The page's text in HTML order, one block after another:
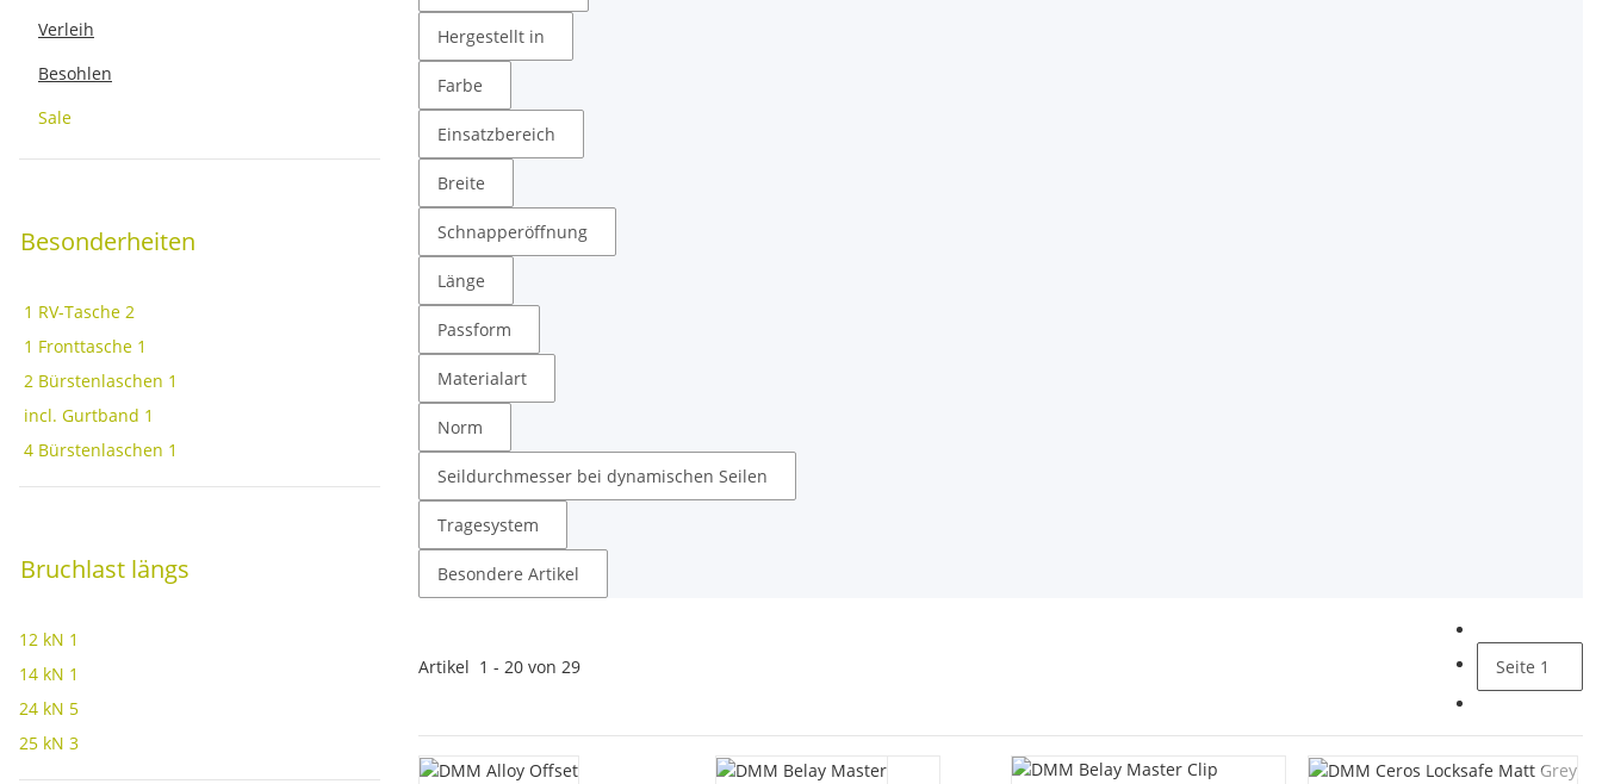
Hergestellt in
Farbe
Einsatzbereich
Breite
Schnapperöffnung
Länge
Passform
Materialart
Norm
Seildurchmesser bei dynamischen Seilen
Tragesystem
Besondere Artikel
Artikel 1 - 20 von 29 Seite 1
Verleih
Besohlen
Sale
Besonderheiten
1 RV-Tasche 2
1 Fronttasche 1
2 Bürstenlaschen 1
incl. Gurtband 1
4 Bürstenlaschen 1
Bruchlast längs
12 kN 1
14 kN 1
24 kN 5
25 kN 3